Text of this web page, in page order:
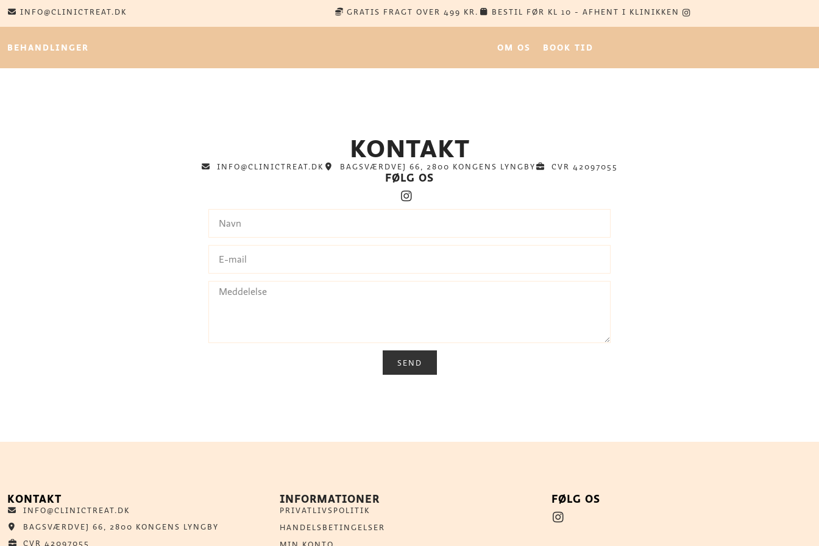
INFO@CLINICTREAT.DK GRATIS FRAGT OVER 499 KR. BESTIL FØR KL 10 - AFHENT I KLINIKKEN
BEHANDLINGER OM OS BOOK TID
KONTAKT
INFO@CLINICTREAT.DK BAGSVÆRDVEJ 66, 2800 KONGENS LYNGBY CVR 42097055
FØLG OS
SEND
KONTAKT
INFO@CLINICTREAT.DK
BAGSVÆRDVEJ 66, 2800 KONGENS LYNGBY
CVR 42097055
INFORMATIONER
PRIVATLIVSPOLITIK
HANDELSBETINGELSER
FØLG OS